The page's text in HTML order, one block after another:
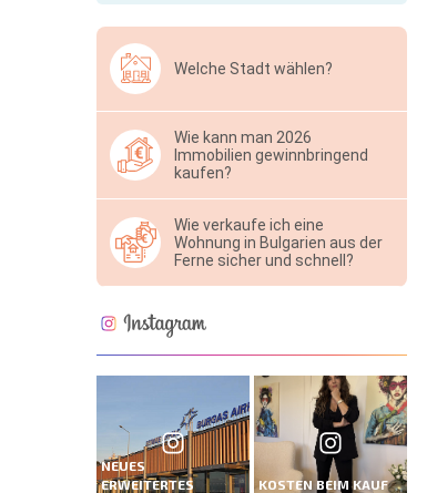
Welche Stadt wählen?
Wie kann man 2026
Immobilien gewinnbringend
kaufen?
Wie verkaufe ich eine
Wohnung in Bulgarien aus der
Ferne sicher und schnell?
NEUES
ERWEITERTES
KOSTEN BEIM KAUF